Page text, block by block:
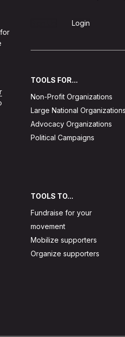
Login
TOOLS FOR...
Non-Profit Organizations
Large National Organizations
Advocacy Organizations
Political Campaigns
TOOLS TO...
Fundraise for your
movement
Mobilize supporters
Organize supporters